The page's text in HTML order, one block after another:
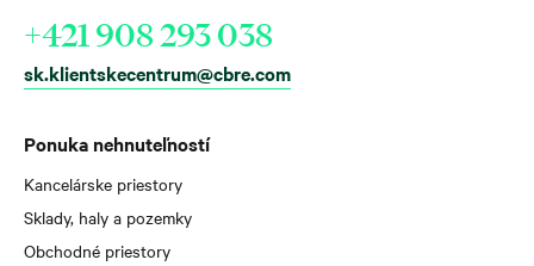
Ponuka nehnuteľností
Kancelárske priestory
Sklady, haly a pozemky
Obchodné priestory
+421 908 293 038
sk.klientskecentrum@cbre.com